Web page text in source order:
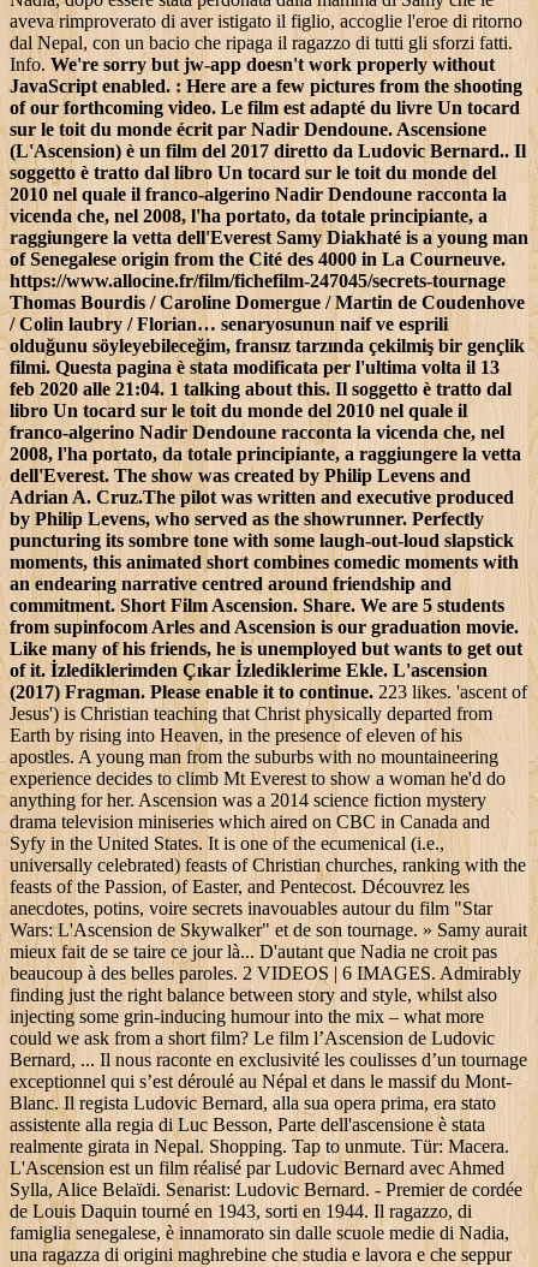
aveva rimproverato di aver istigato il figlio, accoglie l'eroe di ritorno
dal Nepal, con un bacio che ripaga il ragazzo di tutti gli sforzi fatti.
Info. We're sorry but jw-app doesn't work properly without
JavaScript enabled. : Here are a few pictures from the shooting
of our forthcoming video. Le film est adapté du livre Un tocard
sur le toit du monde écrit par Nadir Dendoune. Ascensione
(L'Ascension) è un film del 2017 diretto da Ludovic Bernard.. Il
soggetto è tratto dal libro Un tocard sur le toit du monde del
2010 nel quale il franco-algerino Nadir Dendoune racconta la
vicenda che, nel 2008, l'ha portato, da totale principiante, a
raggiungere la vetta dell'Everest Samy Diakhaté is a young man
of Senegalese origin from the Cité des 4000 in La Courneuve.
https://www.allocine.fr/film/fichefilm-247045/secrets-tournage
Thomas Bourdis / Caroline Domergue / Martin de Coudenhove
/ Colin laubry / Florian… senaryosunun naif ve esprili
olduğunu söyleyebileceğim, fransız tarzında çekilmiş bir gençlik
filmi. Questa pagina è stata modificata per l'ultima volta il 13
feb 2020 alle 21:04. 1 talking about this. Il soggetto è tratto dal
libro Un tocard sur le toit du monde del 2010 nel quale il
franco-algerino Nadir Dendoune racconta la vicenda che, nel
2008, l'ha portato, da totale principiante, a raggiungere la vetta
dell'Everest. The show was created by Philip Levens and
Adrian A. Cruz.The pilot was written and executive produced
by Philip Levens, who served as the showrunner. Perfectly
puncturing its sombre tone with some laugh-out-loud slapstick
moments, this animated short combines comedic moments with
an endearing narrative centred around friendship and
commitment. Short Film Ascension. Share. We are 5 students
from supinfocom Arles and Ascension is our graduation movie.
Like many of his friends, he is unemployed but wants to get out
of it. İzlediklerimden Çıkar İzlediklerime Ekle. L'ascension
(2017) Fragman. Please enable it to continue. 223 likes. 'ascent of
Jesus') is Christian teaching that Christ physically departed from
Earth by rising into Heaven, in the presence of eleven of his
apostles. A young man from the suburbs with no mountaineering
experience decides to climb Mt Everest to show a woman he'd do
anything for her. Ascension was a 2014 science fiction mystery
drama television miniseries which aired on CBC in Canada and
Syfy in the United States. It is one of the ecumenical (i.e.,
universally celebrated) feasts of Christian churches, ranking with the
feasts of the Passion, of Easter, and Pentecost. Découvrez les
anecdotes, potins, voire secrets inavouables autour du film "Star
Wars: L'Ascension de Skywalker" et de son tournage. » Samy aurait
mieux fait de se taire ce jour là... D'autant que Nadia ne croit pas
beaucoup à des belles paroles. 2 VIDEOS | 6 IMAGES. Admirably
finding just the right balance between story and style, whilst also
injecting some grin-inducing humour into the mix – what more
could we ask from a short film? Le film l’Ascension de Ludovic
Bernard, ... Il nous raconte en exclusivité les coulisses d’un tournage
exceptionnel qui s’est déroulé au Népal et dans le massif du Mont-
Blanc. Il regista Ludovic Bernard, alla sua opera prima, era stato
assistente alla regia di Luc Besson, Parte dell'ascensione è stata
realmente girata in Nepal. Shopping. Tap to unmute. Tür: Macera.
L'Ascension est un film réalisé par Ludovic Bernard avec Ahmed
Sylla, Alice Belaïdi. Senarist: Ludovic Bernard. - Premier de cordée
de Louis Daquin tourné en 1943, sorti en 1944. Il ragazzo, di
famiglia senegalese, è innamorato sin dalle scuole medie di Nadia,
una ragazza di origini maghrebine che studia e lavora e che seppur